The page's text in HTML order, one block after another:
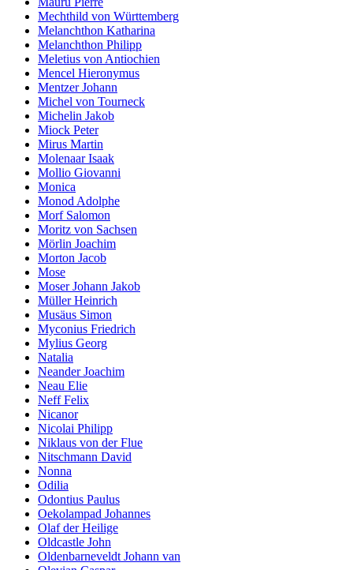
Mechthild von Württemberg
Melanchthon Katharina
Melanchthon Philipp
Meletius von Antiochien
Mencel Hieronymus
Mentzer Johann
Michel von Tourneck
Michelin Jakob
Miock Peter
Mirus Martin
Molenaar Isaak
Mollio Giovanni
Monica
Monod Adolphe
Morf Salomon
Moritz von Sachsen
Mörlin Joachim
Morton Jacob
Mose
Moser Johann Jakob
Müller Heinrich
Musäus Simon
Myconius Friedrich
Mylius Georg
Natalia
Neander Joachim
Neau Elie
Neff Felix
Nicanor
Nicolai Philipp
Niklaus von der Flue
Nitschmann David
Nonna
Odilia
Odontius Paulus
Oekolampad Johannes
Olaf der Heilige
Oldcastle John
Oldenbarneveldt Johann van